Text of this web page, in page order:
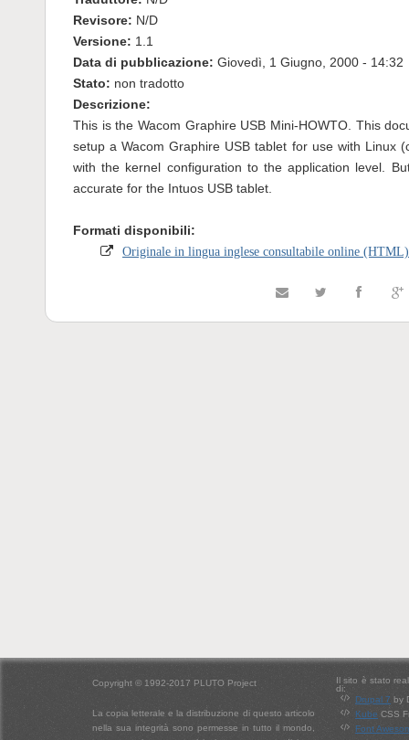
Revisore: N/D
Versione: 1.1
Data di pubblicazione: Giovedì, 1 Giugno, 2000 - 14:32
Stato: non tradotto
Descrizione:
This is the Wacom Graphire USB Mini-HOWTO. This
setup a Wacom Graphire USB tablet for use with Linux
with the kernel configuration to the application level.
accurate for the Intuos USB tablet.
Formati disponibili:
Originale in lingua inglese consultabile online (HTML)
Copyright © 1992-2017 PLUTO Project
La copia letterale e la distribuzione di questo articolo
nella sua integrità sono permesse in tutto il mondo,
Il sito è stato
di:
Drupal 7 by
Kube CSS
Font